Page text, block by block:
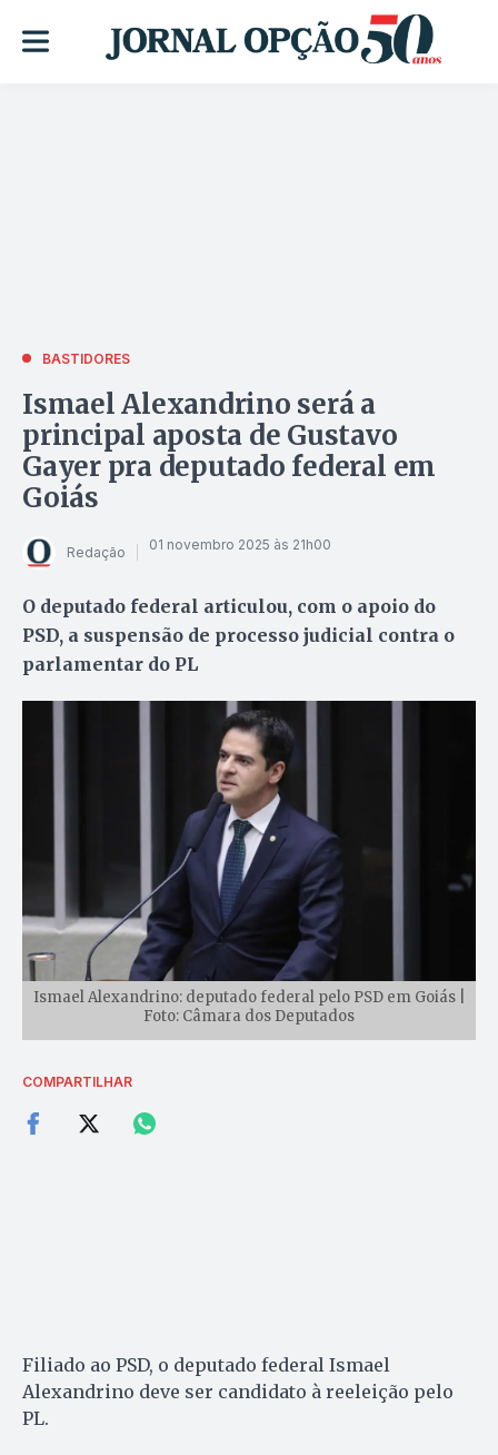
BASTIDORES
Ismael Alexandrino será a
principal aposta de Gustavo
Gayer pra deputado federal em
Goiás
Redação 01 novembro 2025 às 21h00
O deputado federal articulou, com o apoio do
PSD, a suspensão de processo judicial contra o
parlamentar do PL
Ismael Alexandrino: deputado federal pelo PSD em Goiás |
Foto: Câmara dos Deputados
COMPARTILHAR
Filiado ao PSD, o deputado federal Ismael
Alexandrino deve ser candidato à reeleição pelo
PL.